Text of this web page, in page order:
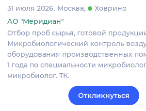
31 июля 2026 Москва
Ховрино
АО "Меридиан"
Отбор проб сырья, готовой
Микробиологический контроль
оборудования производственных
1 года по специальности
микробиолог. ТК.
Откликнуться